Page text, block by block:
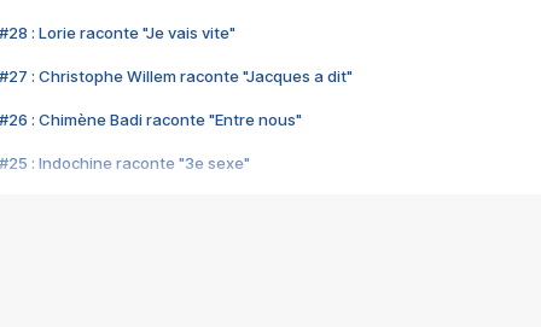
#28 : Lorie raconte "Je vais vite"
#27 : Christophe Willem raconte "Jacques a dit"
#26 : Chimène Badi raconte "Entre nous"
#25 : Indochine raconte "3e sexe"